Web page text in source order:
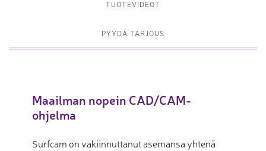
TUOTEVIDEOT
PYYDÄ TARJOUS
Maailman nopein CAD/CAM-
ohjelma
Surfcam on vakiinnuttanut asemansa yhtenä